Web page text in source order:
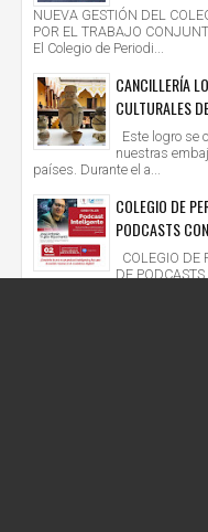
NUEVA GESTIÓN DEL
POR EL TRABAJO
El Colegio de Periodi...
CANCILLERÍA
CULTURALES
Este logro se
nuestras
países. Durante el a...
COLEGIO DE
PODCASTS
COLEGIO DE
DE